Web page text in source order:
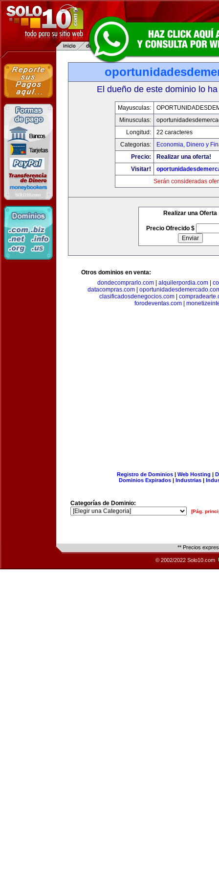
El dueño de este dominio lo
Mayusculas:
Minusculas:
Longitud:
22 caracteres
Categorias:
Economia, Dinero y
Precio:
Realizar una oferta!
Visitar!
Serán consideradas
Realizar una Oferta
Precio Ofrecido $
Otros dominios en venta:
dondecomprarlo.com| alquilerpordia.com|
datacompras.com
clasificadosdenegocios.com|
forodeventas.com|
Registro de Dominios| Web Hosting |
Dominios Expirados | Industrias |
Categorías de Dominio:
[Pág.
** Precios
© 2002/2022 Solo10.com